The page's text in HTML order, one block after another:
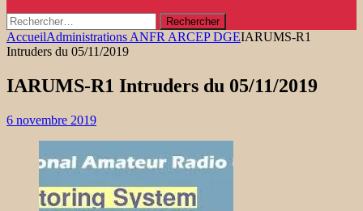
Rechercher :
AccueilAdministrations ANFR ARCEP DGEIARUMS-R1
Intruders du 05/11/2019
IARUMS-R1 Intruders du 05/11/2019
6 novembre 2019